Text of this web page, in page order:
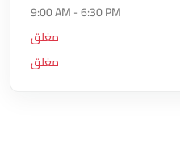
9:00 AM - 6:30 PM
مغلق
مغلق